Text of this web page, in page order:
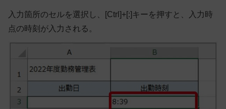
入力箇所のセルを選択し、[Ctrl]+[:]キーを押すと、入力時
点の時刻が入力される。